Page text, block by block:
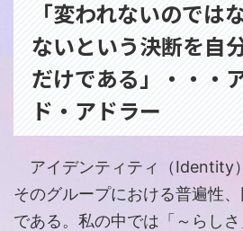
「変われないのでは
ないという決断を自
だけである」・・・
ド・アドラー
アイデンティティ（Identity
そのグループにおける普遍性
である。私の中では「～らし